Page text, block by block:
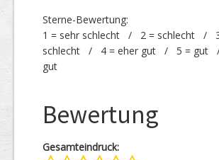
Sterne-Bewertung:
1 = sehr schlecht / 2 = schlecht /
schlecht / 4 = eher gut / 5 = gut
gut
Bewertung
Gesamteindruck: